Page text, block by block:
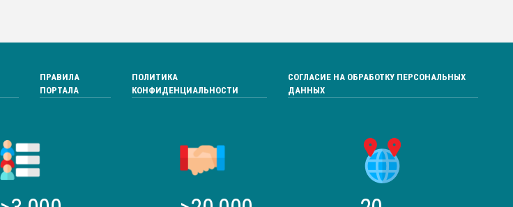
ПРАВИЛА
ПОРТАЛА
ПОЛИТИКА
КОНФИДЕНЦИАЛЬНОСТИ
СОГЛАСИЕ НА ОБРАБОТКУ ПЕРСОНАЛЬНЫХ
ДАННЫХ